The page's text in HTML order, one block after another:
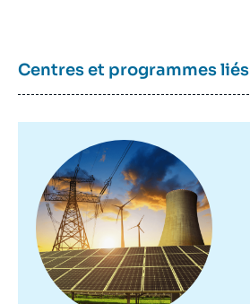
Centres et programmes liés
principale